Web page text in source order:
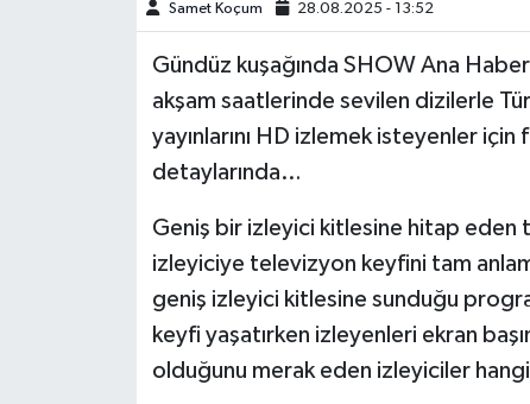
Samet Koçum 28.08.2025 - 13:52
Gündüz kuşağında SHOW Ana
akşam saatlerinde sevilen dizilerle
yayınlarını HD izlemek isteyenler
detaylarında…
Geniş bir izleyici kitlesine hitap eden
izleyiciye televizyon keyfini tam
geniş izleyici kitlesine sunduğu
keyfi yaşatırken izleyenleri ekran
olduğunu merak eden izleyiciler hangi
Video Haber
Yeme-İçme